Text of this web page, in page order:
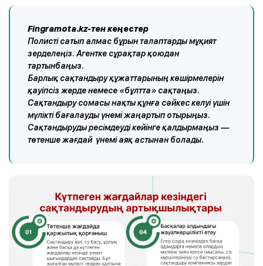
Fingramota.kz-тен кеңестер
Полисті сатып алмас бұрын талаптарды мұқият
зерделеңіз. Агентке сұрақтар қоюдан
тартынбаңыз.
Барлық сақтандыру құжаттарының көшірмелерін
қауіпсіз жерде немесе «бұлтта» сақтаңыз.
Сақтандыру сомасы нақты құнға сәйкес келуі үшін
мүлікті бағалауды үнемі жаңартып отырыңыз.
Сақтандыруды ресімдеуді кейінге қалдырмаңыз —
төтенше жағдай үнемі аяқ астынан болады.